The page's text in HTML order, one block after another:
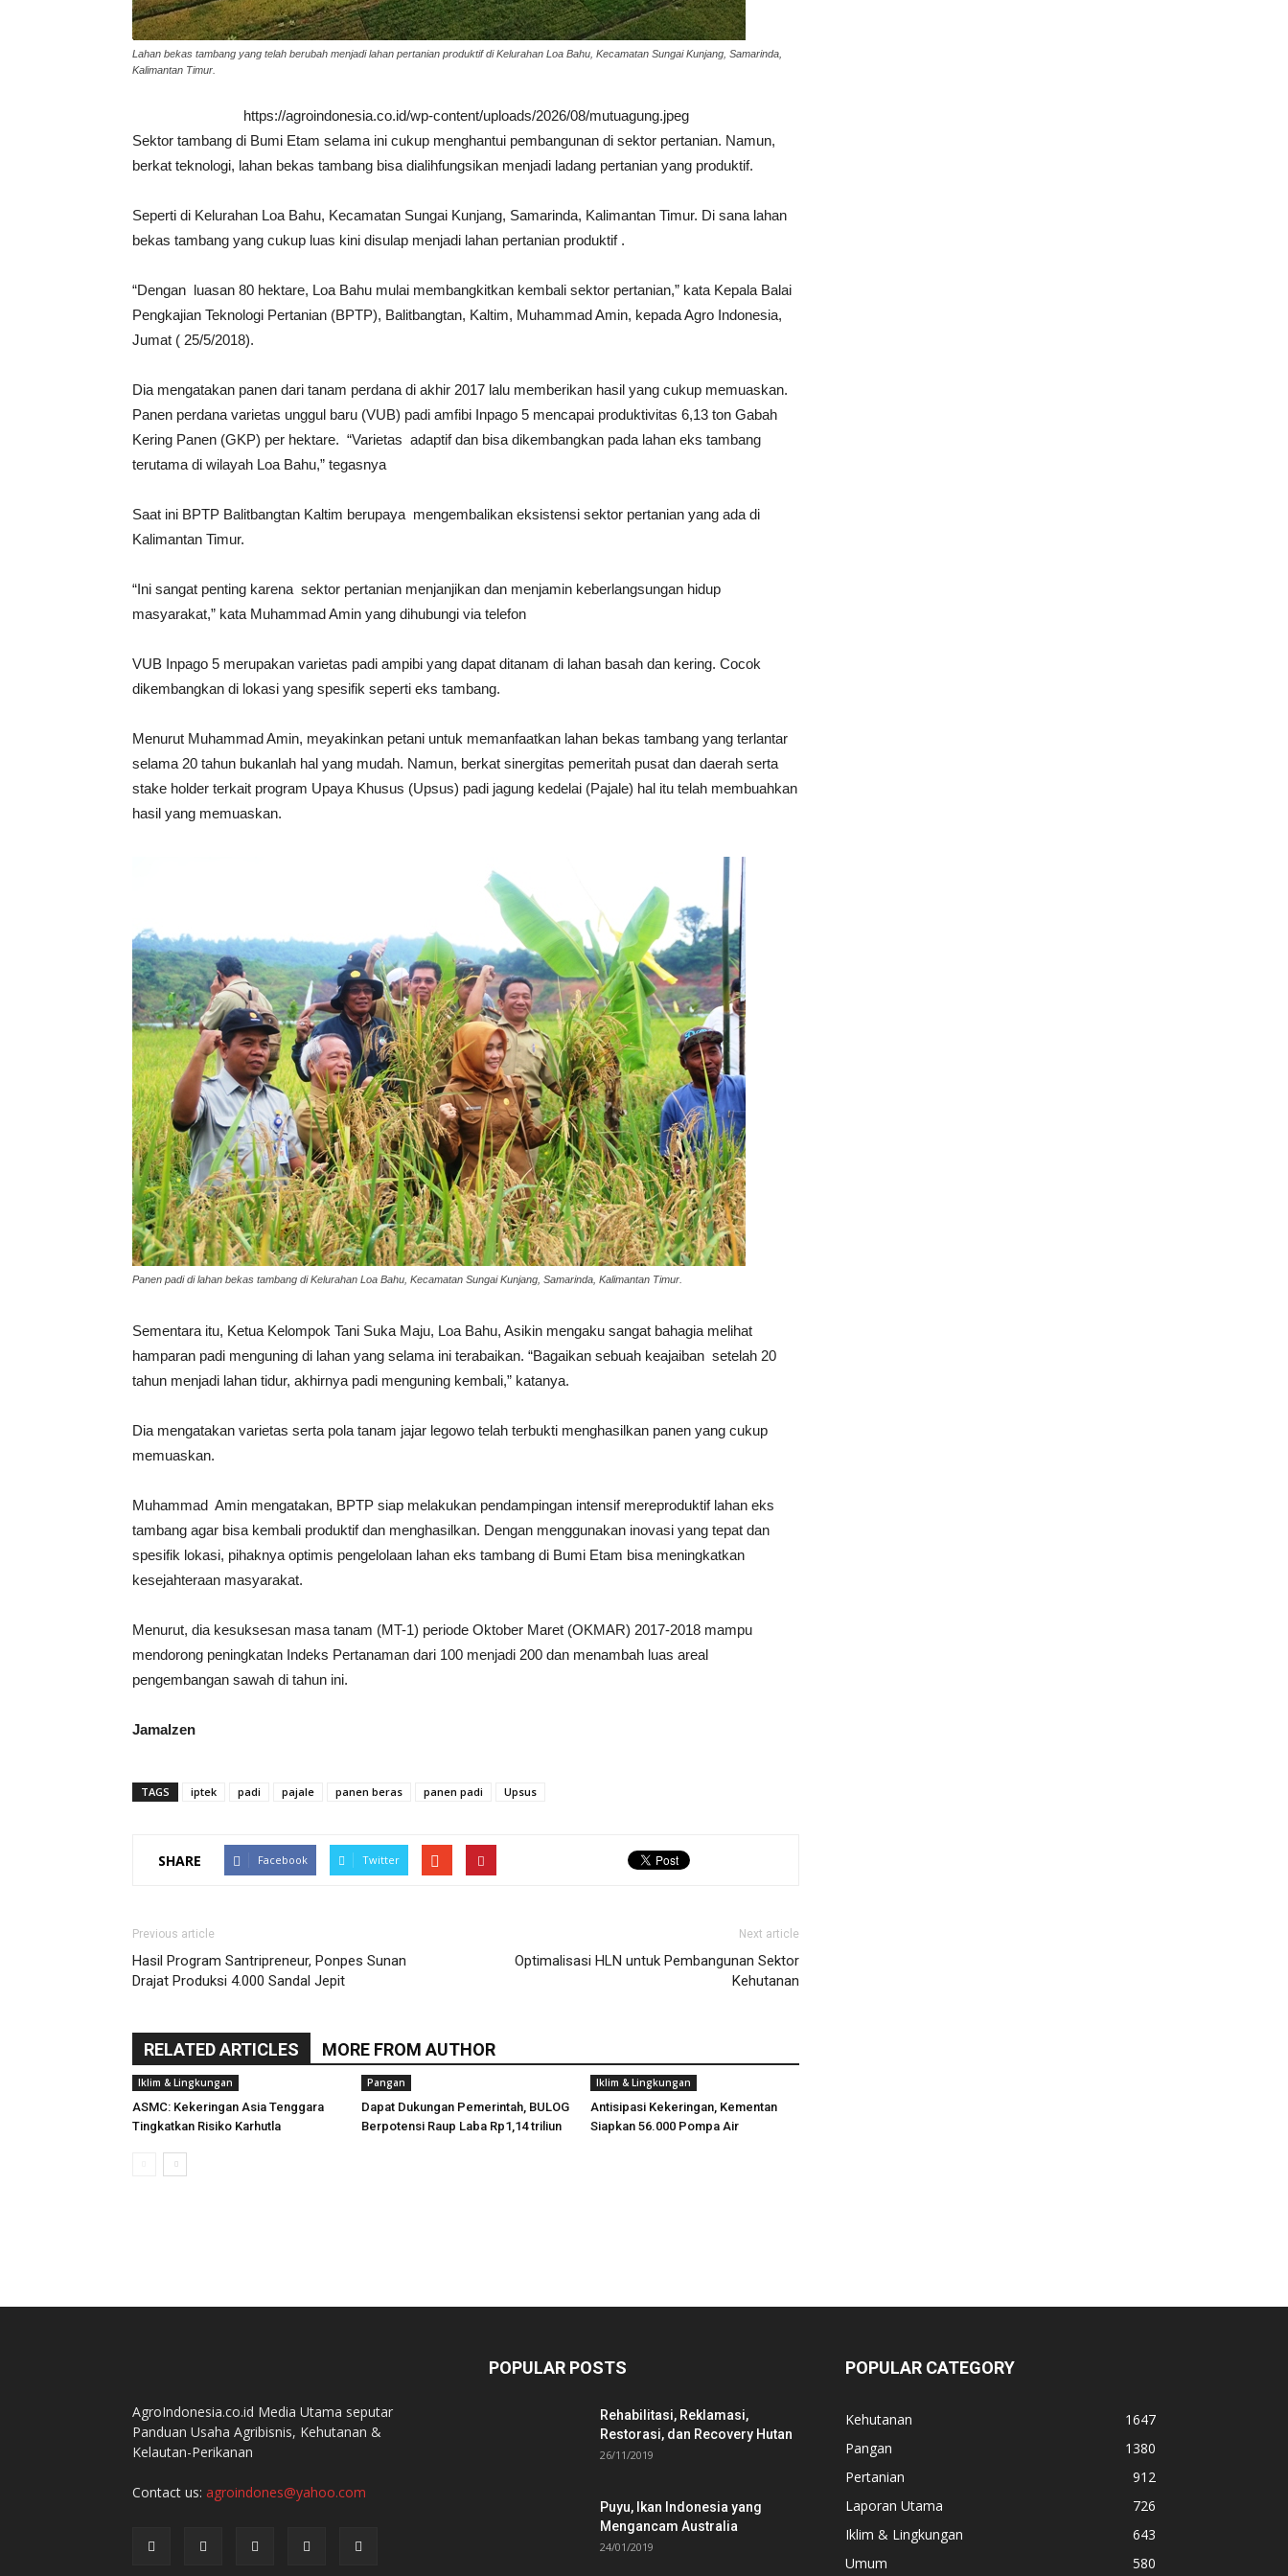
Lahan bekas tambang yang telah berubah menjadi lahan pertanian produktif di Kelurahan Loa Bahu, Kecamatan Sungai Kunjang, Samarinda,
Kalimantan Timur.
https://agroindonesia.co.id/wp-content/uploads/2026/08/mutuagung.jpeg
Sektor tambang di Bumi Etam selama ini cukup menghantui pembangunan di sektor pertanian. Namun,
berkat teknologi, lahan bekas tambang bisa dialihfungsikan menjadi ladang pertanian yang produktif.
Seperti di Kelurahan Loa Bahu, Kecamatan Sungai Kunjang, Samarinda, Kalimantan Timur. Di sana lahan
bekas tambang yang cukup luas kini disulap menjadi lahan pertanian produktif .
“Dengan luasan 80 hektare, Loa Bahu mulai membangkitkan kembali sektor pertanian,” kata Kepala Balai
Pengkajian Teknologi Pertanian (BPTP), Balitbangtan, Kaltim, Muhammad Amin, kepada Agro Indonesia,
Jumat ( 25/5/2018).
Dia mengatakan panen dari tanam perdana di akhir 2017 lalu memberikan hasil yang cukup memuaskan.
Panen perdana varietas unggul baru (VUB) padi amfibi Inpago 5 mencapai produktivitas 6,13 ton Gabah
Kering Panen (GKP) per hektare. “Varietas adaptif dan bisa dikembangkan pada lahan eks tambang
terutama di wilayah Loa Bahu,” tegasnya
Saat ini BPTP Balitbangtan Kaltim berupaya mengembalikan eksistensi sektor pertanian yang ada di
Kalimantan Timur.
“Ini sangat penting karena sektor pertanian menjanjikan dan menjamin keberlangsungan hidup
masyarakat,” kata Muhammad Amin yang dihubungi via telefon
VUB Inpago 5 merupakan varietas padi ampibi yang dapat ditanam di lahan basah dan kering. Cocok
dikembangkan di lokasi yang spesifik seperti eks tambang.
Menurut Muhammad Amin, meyakinkan petani untuk memanfaatkan lahan bekas tambang yang terlantar
selama 20 tahun bukanlah hal yang mudah. Namun, berkat sinergitas pemeritah pusat dan daerah serta
stake holder terkait program Upaya Khusus (Upsus) padi jagung kedelai (Pajale) hal itu telah membuahkan
hasil yang memuaskan.
Panen padi di lahan bekas tambang di Kelurahan Loa Bahu, Kecamatan Sungai Kunjang, Samarinda, Kalimantan Timur.
Sementara itu, Ketua Kelompok Tani Suka Maju, Loa Bahu, Asikin mengaku sangat bahagia melihat
hamparan padi menguning di lahan yang selama ini terabaikan. “Bagaikan sebuah keajaiban setelah 20
tahun menjadi lahan tidur, akhirnya padi menguning kembali,” katanya.
Dia mengatakan varietas serta pola tanam jajar legowo telah terbukti menghasilkan panen yang cukup
memuaskan.
Muhammad Amin mengatakan, BPTP siap melakukan pendampingan intensif mereproduktif lahan eks
tambang agar bisa kembali produktif dan menghasilkan. Dengan menggunakan inovasi yang tepat dan
spesifik lokasi, pihaknya optimis pengelolaan lahan eks tambang di Bumi Etam bisa meningkatkan
kesejahteraan masyarakat.
Menurut, dia kesuksesan masa tanam (MT-1) periode Oktober Maret (OKMAR) 2017-2018 mampu
mendorong peningkatan Indeks Pertanaman dari 100 menjadi 200 dan menambah luas areal
pengembangan sawah di tahun ini.
Jamalzen
TAGS iptek padi pajale panen beras panen padi Upsus
SHARE Facebook Twitter
Previous article
Hasil Program Santripreneur, Ponpes Sunan
Drajat Produksi 4.000 Sandal Jepit
Next article
Optimalisasi HLN untuk Pembangunan Sektor
Kehutanan
RELATED ARTICLES MORE FROM AUTHOR
Iklim & Lingkungan
ASMC: Kekeringan Asia Tenggara
Tingkatkan Risiko Karhutla
Pangan
Dapat Dukungan Pemerintah, BULOG
Berpotensi Raup Laba Rp1,14 triliun
Iklim & Lingkungan
Antisipasi Kekeringan, Kementan
Siapkan 56.000 Pompa Air
AgroIndonesia.co.id Media Utama seputar
Panduan Usaha Agribisnis, Kehutanan &
Kelautan-Perikanan
Contact us: agroindones@yahoo.com
POPULAR POSTS
Rehabilitasi, Reklamasi,
Restorasi, dan Recovery Hutan
26/11/2019
Puyu, Ikan Indonesia yang
Mengancam Australia
24/01/2019
POPULAR CATEGORY
Kehutanan
1647
Pangan
1380
Pertanian
912
Laporan Utama
726
Iklim & Lingkungan
643
Umum
580